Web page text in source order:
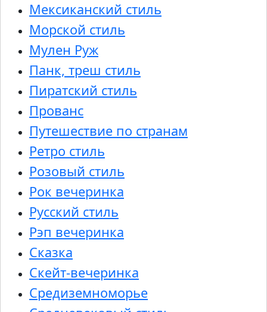
Мексиканский стиль
Морской стиль
Мулен Руж
Панк, треш стиль
Пиратский стиль
Прованс
Путешествие по странам
Ретро стиль
Розовый стиль
Рок вечеринка
Русский стиль
Рэп вечеринка
Сказка
Скейт-вечеринка
Средиземноморье